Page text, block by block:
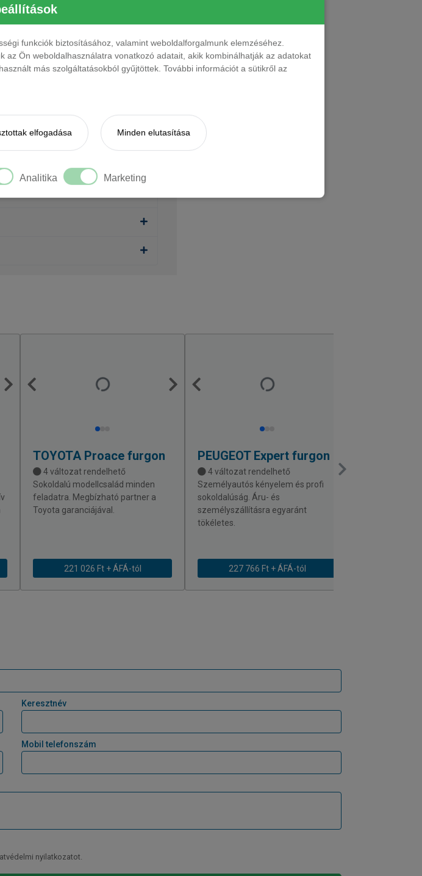
funkciók biztosításához, valamint weboldalforgalmunk elemzéséhez.
Ön weboldalhasználatra vonatkozó adatait, akik kombinálhatják az adatokat
más szolgáltatásokból gyűjtöttek. További információt a sütikről az
elfogadása Minden elutasítása
Analitika Marketing
TOYOTA Proace furgon
4 változat rendelhető
Sokoldalú modellcsalád minden
feladatra. Megbízható partner a
Toyota garanciájával.
221 026 Ft + ÁFÁ-tól
PEUGEOTExpert furgon
4 változat rendelhető
Személyautós kényelem és profi
sokoldalúság. Áru- és
személyszállításra egyaránt
tökéletes.
227 766 Ft + ÁFÁ-tól
Keresztnév
Mobil telefonszám
nyilatkozatot.